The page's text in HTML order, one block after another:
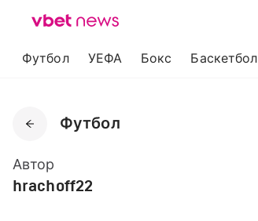
Футбол УЕФА Бокс Баскетбол
Футбол
Автор
hrachoff22